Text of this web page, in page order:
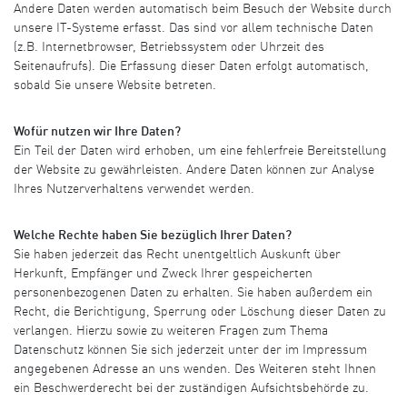
Andere Daten werden automatisch beim Besuch der Website durch
unsere IT-Systeme erfasst. Das sind vor allem technische Daten
(z.B. Internetbrowser, Betriebssystem oder Uhrzeit des
Seitenaufrufs). Die Erfassung dieser Daten erfolgt automatisch,
sobald Sie unsere Website betreten.
Wofür nutzen wir Ihre Daten?
Ein Teil der Daten wird erhoben, um eine fehlerfreie Bereitstellung
der Website zu gewährleisten. Andere Daten können zur Analyse
Ihres Nutzerverhaltens verwendet werden.
Welche Rechte haben Sie bezüglich Ihrer Daten?
Sie haben jederzeit das Recht unentgeltlich Auskunft über
Herkunft, Empfänger und Zweck Ihrer gespeicherten
personenbezogenen Daten zu erhalten. Sie haben außerdem ein
Recht, die Berichtigung, Sperrung oder Löschung dieser Daten zu
verlangen. Hierzu sowie zu weiteren Fragen zum Thema
Datenschutz können Sie sich jederzeit unter der im Impressum
angegebenen Adresse an uns wenden. Des Weiteren steht Ihnen
ein Beschwerderecht bei der zuständigen Aufsichtsbehörde zu.